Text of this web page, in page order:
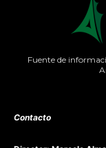
Fuente de
Contacto